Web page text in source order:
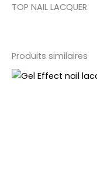
TOP NAIL LACQUER
Produits similaires